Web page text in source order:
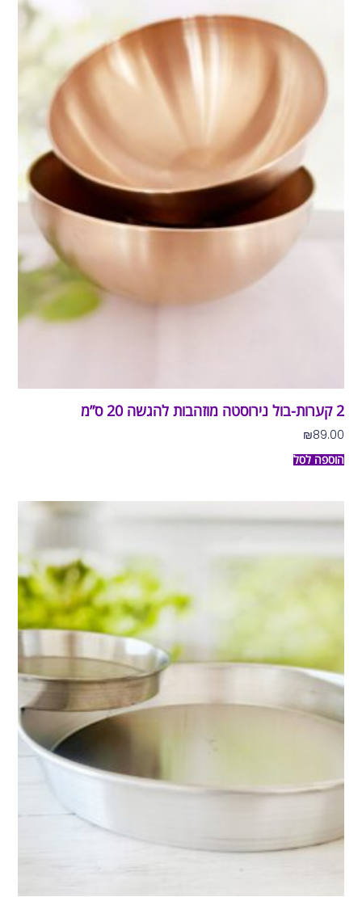
2 קערות-בול נירוסטה מוזהבות להגשה 20 ס”מ
₪89.00
הוספה לסל